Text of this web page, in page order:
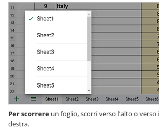
Per scorrere un foglio, scorri verso l'alto o verso
destra.